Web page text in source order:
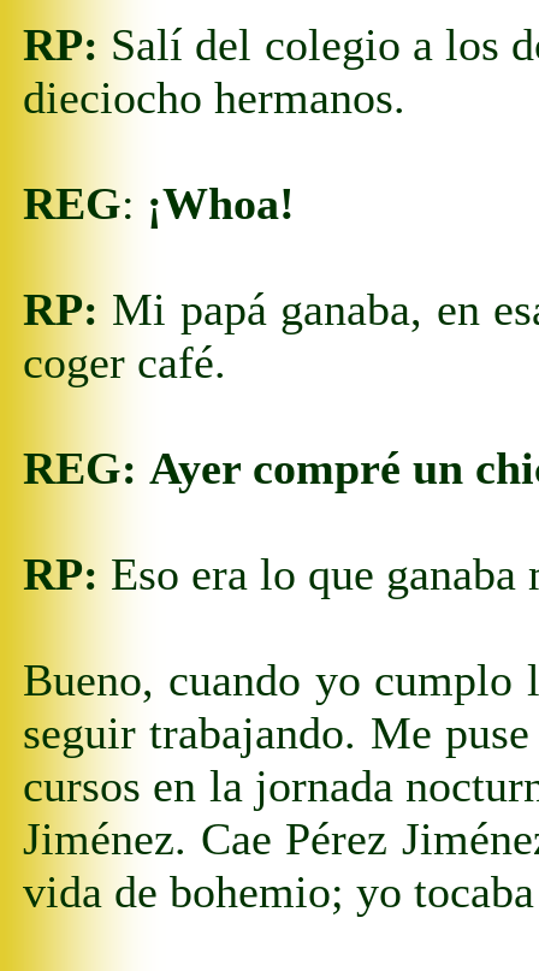
RP: Salí del colegio a los
dieciocho hermanos.
REG: ¡Whoa!
RP: Mi papá ganaba, en
coger café.
REG: Ayer compré un
RP: Eso era lo que ganaba
Bueno, cuando yo cumplo
seguir trabajando. Me
cursos en la jornada
Jiménez. Cae Pérez
vida de bohemio; yo